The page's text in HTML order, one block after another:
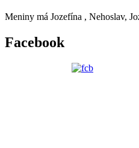
Meniny má Jozefína , Nehoslav,
Facebook